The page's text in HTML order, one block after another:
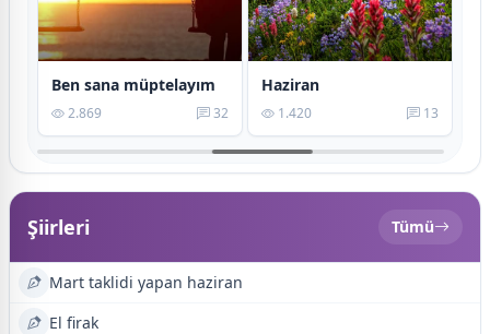
Ben sana müptelayım
2.869 32
Haziran
1.420 13
Şiirleri Tümü
Mart taklidi yapan haziran
El firak